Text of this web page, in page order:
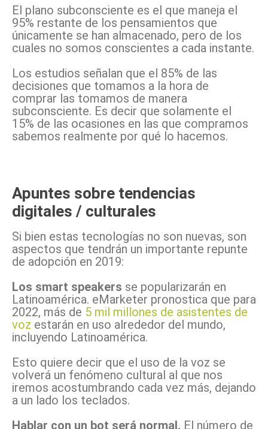
El plano subconsciente es el que maneja el
95% restante de los pensamientos que
únicamente se han almacenado, pero de los
cuales no somos conscientes a cada instante.
Los estudios señalan que el 85% de las
decisiones que tomamos a la hora de
comprar las tomamos de manera
subconsciente. Es decir que solamente el
15% de las ocasiones en las que compramos
sabemos realmente por qué lo hacemos.
Apuntes sobre tendencias
digitales / culturales
Si bien estas tecnologías no son nuevas, son
aspectos que tendrán un importante repunte
de adopción en 2019:
Los smart speakers se popularizarán en
Latinoamérica. eMarketer pronostica que para
2022, más de 5 mil millones de asistentes de
voz estarán en uso alrededor del mundo,
incluyendo Latinoamérica.
Esto quiere decir que el uso de la voz se
volverá un fenómeno cultural al que nos
iremos acostumbrando cada vez más, dejando
a un lado los teclados.
Hablar con un bot será normal. El número de